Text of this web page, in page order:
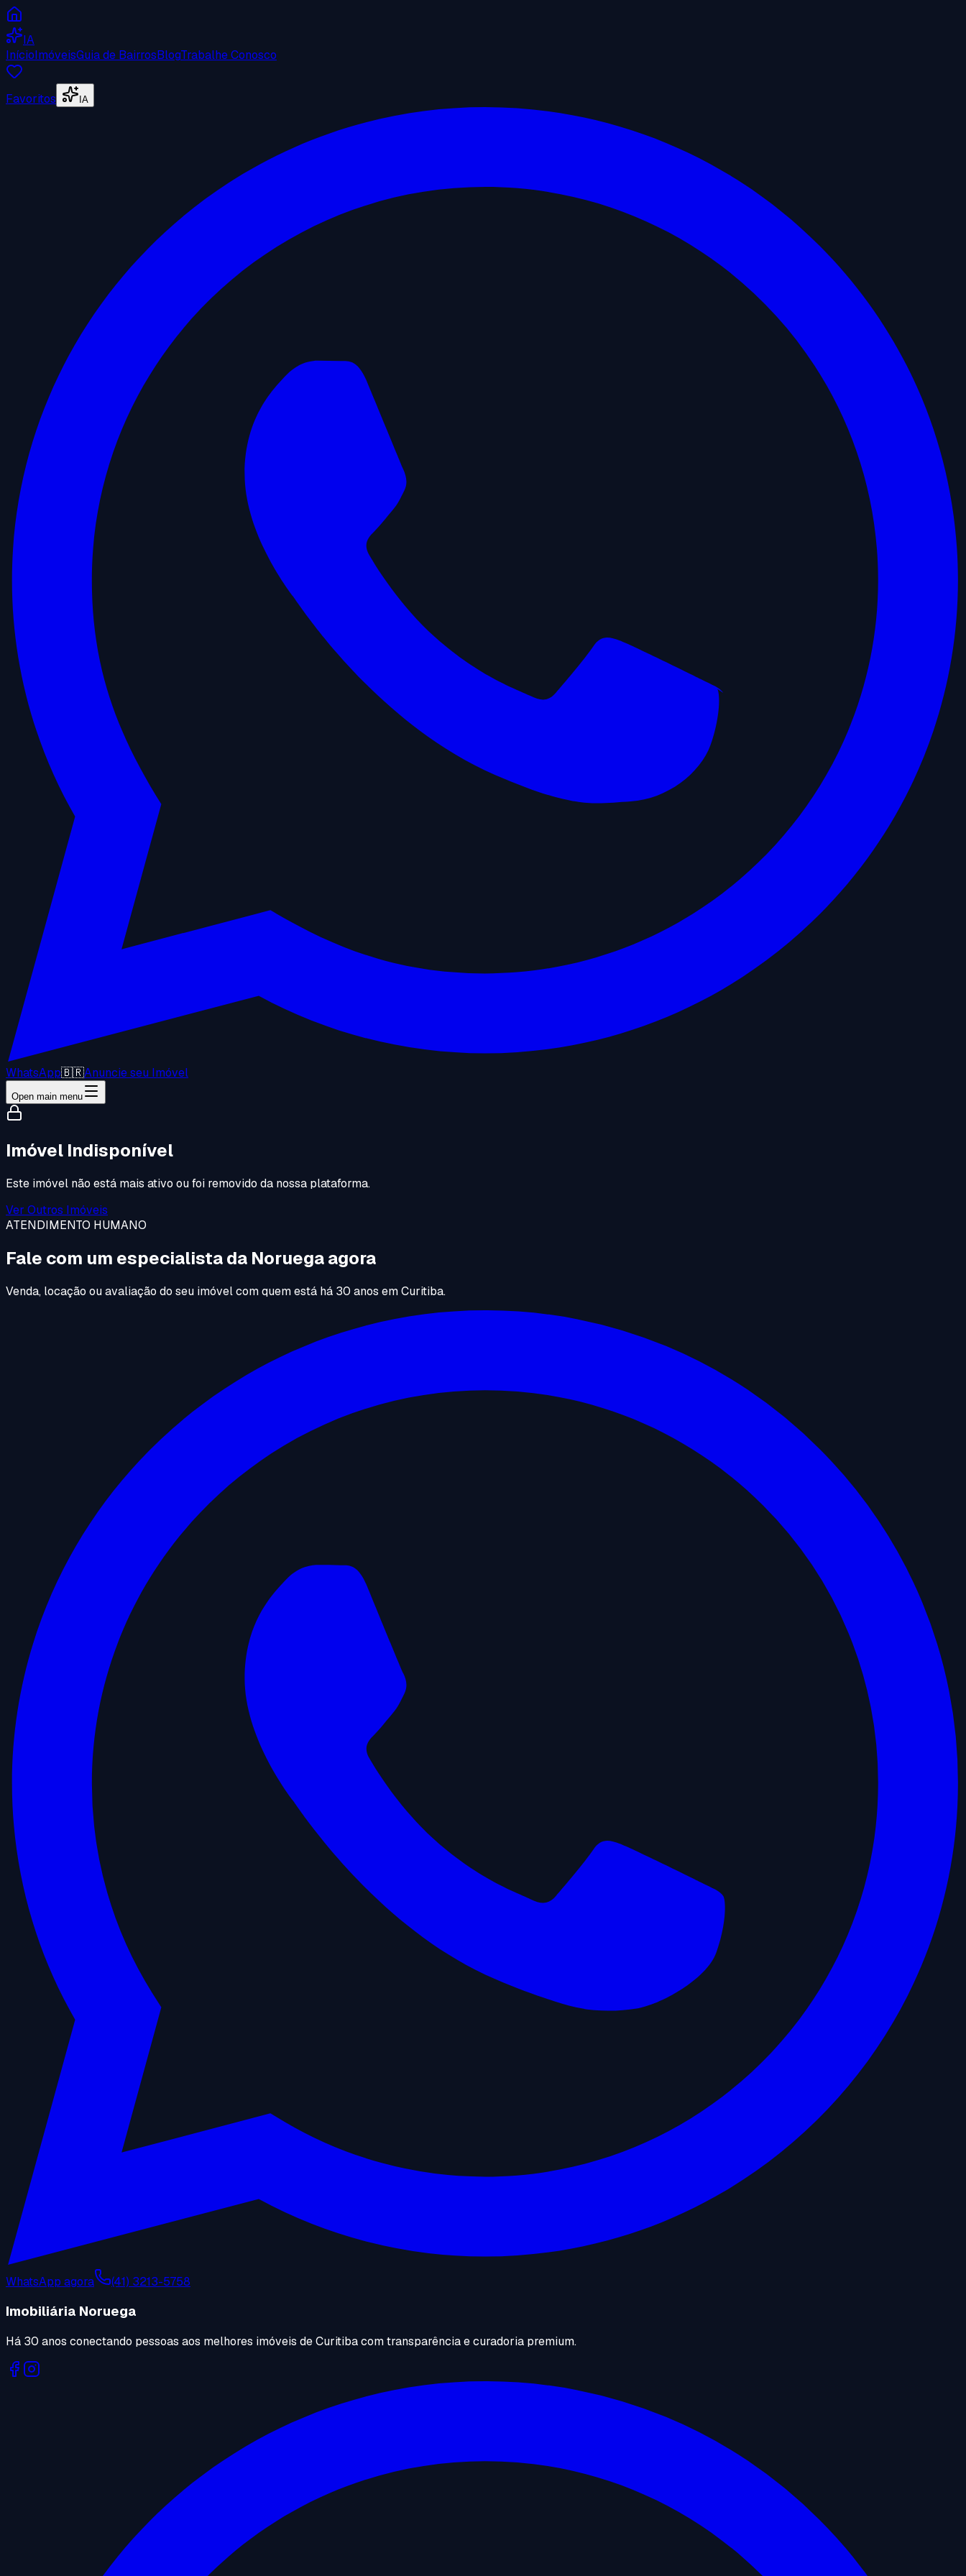
IA
InícioImóveisGuia de BairrosBlogTrabalhe Conosco
Favoritos IA
WhatsApp🇧🇷Anuncie seu Imóvel
Open main menu
Imóvel Indisponível
Este imóvel não está mais ativo ou foi removido da nossa plataforma.
Ver Outros Imóveis
ATENDIMENTO HUMANO
Fale com um especialista da Noruega agora
Venda, locação ou avaliação do seu imóvel com quem está há 30 anos em Curitiba.
WhatsApp agora (41) 3213-5758
Imobiliária Noruega
Há 30 anos conectando pessoas aos melhores imóveis de Curitiba com transparência e curadoria premium.